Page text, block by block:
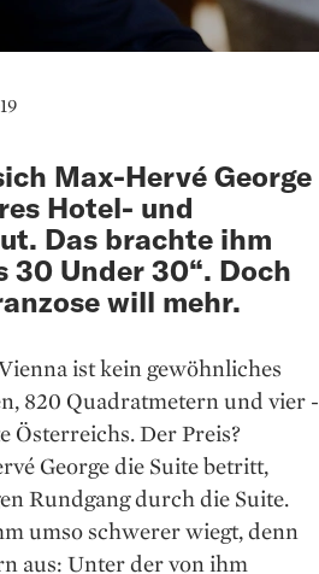
Max-Hervé George
Hotel- und
Das brachte ihm
30 Under 30“. Doch
will mehr.
ist kein gewöhnliches
820 Quadratmetern und vier
Österreichs. Der Preis?
George die Suite betritt,
Rundgang durch die Suite.
umso schwerer wiegt, denn
aus: Unter der von ihm